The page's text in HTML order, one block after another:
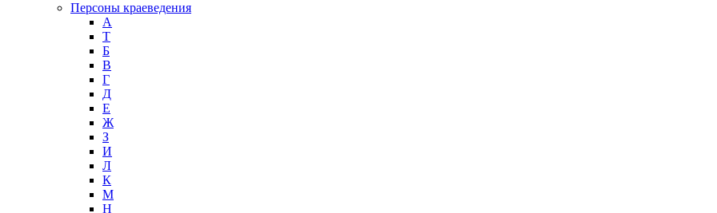
Персоны краеведения
А
T
Б
В
Г
Д
Е
Ж
З
И
Л
К
М
Н